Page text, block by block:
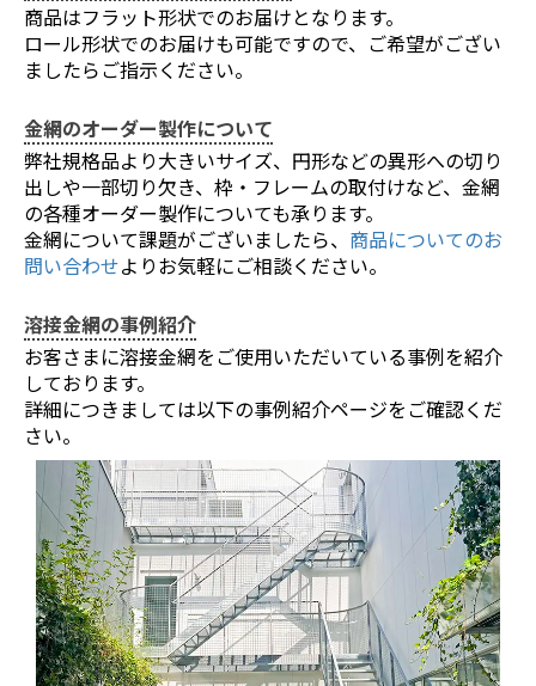
商品はフラット形状でのお届けとなります。
ロール形状でのお届けも可能ですので、ご希望がござい
ましたらご指示ください。
金網のオーダー製作について
弊社規格品より大きいサイズ、円形などの異形への切り
出しや一部切り欠き、枠・フレームの取付けなど、金網
の各種オーダー製作についても承ります。
金網について課題がございましたら、 商品についてのお
問い合わせよりお気軽にご相談ください。
溶接金網の事例紹介
お客さまに溶接金網をご使用いただいている事例を紹介
しております。
詳細につきましては以下の事例紹介ページをご確認くだ
さい。